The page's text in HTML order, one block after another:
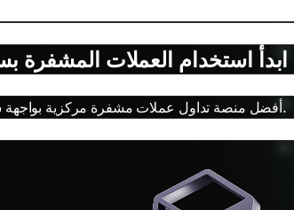
ابدأ استخدام العملات المشفرة
أفضل منصة تداول عملات مشفرة مركزية بواجهة سهلة الاستخدام وشروط مميزة.